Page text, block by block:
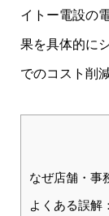
イトー電設の
果を具体的に
でのコスト削
なぜ店舗・事
よくある誤解